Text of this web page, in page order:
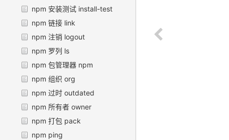
npm 安装测试 install-test
npm 链接 link
npm 注销 logout
npm 罗列 ls
npm 包管理器 npm
npm 组织 org
npm 过时 outdated
npm 所有者 owner
npm 打包 pack
npm ping